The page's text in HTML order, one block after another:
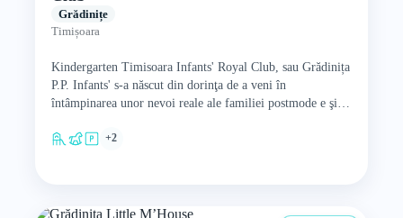
Grădinițe
Timișoara
Kindergarten Timisoara Infants' Royal Club, sau Grădinița
P.P. Infants' s-a născut din dorinţa de a veni în
întâmpinarea unor nevoi reale ale familiei postmode e şi…
+2